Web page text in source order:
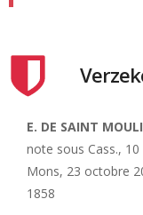
E. DE SAINT
note sous Cass.,
Mons, 23 octobre
1858